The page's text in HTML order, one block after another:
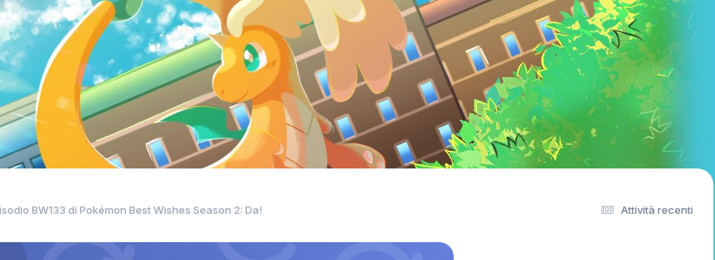
Attività recenti
BW133 di Pokémon Best Wishes Season 2: Da!